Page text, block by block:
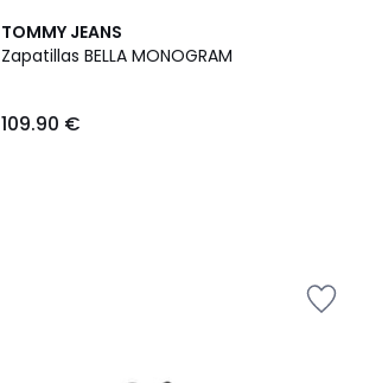
TOMMY JEANS
Zapatillas BELLA MONOGRAM
109.90 €